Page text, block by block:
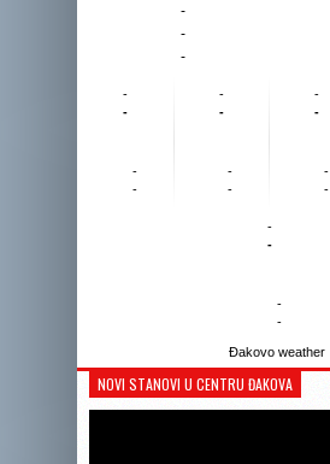
-
-
-
-
-
-
-
-
-
-
-
-
-
-
-
-
-
-
-
Đakovo weather
NOVI STANOVI U CENTRU ĐAKOVA